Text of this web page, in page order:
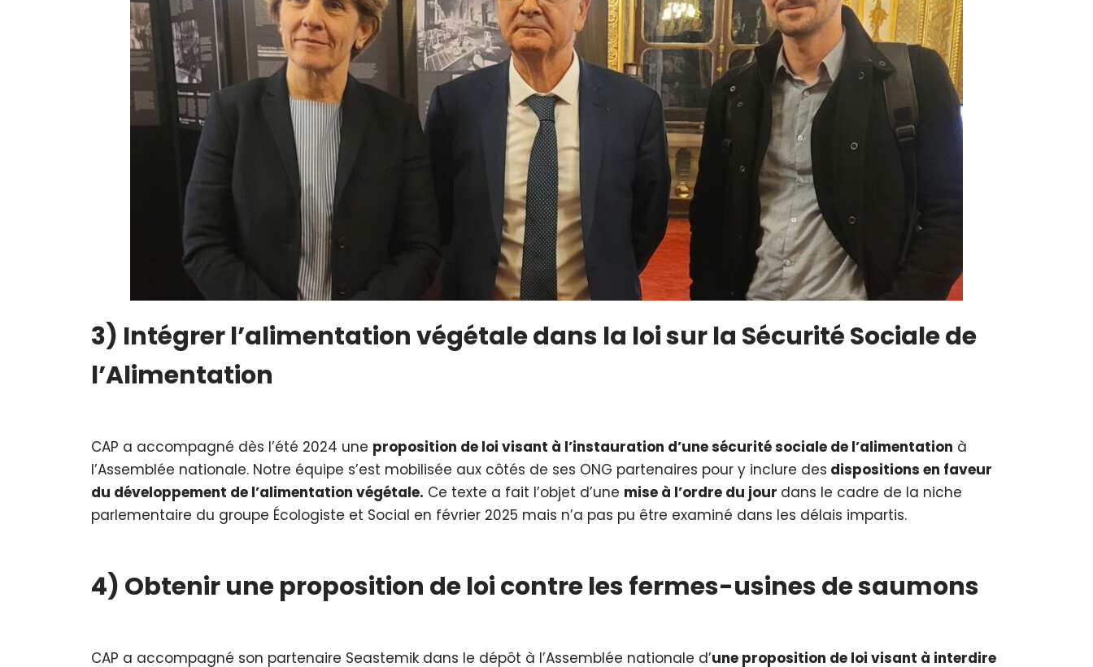
3) Intégrer l’alimentation végétale dans la loi sur la Sécurité Sociale de
l’Alimentation
CAP a accompagné dès l’été 2024 une proposition de loi visant à l’instauration d’une sécurité sociale de l’alimentation à
l’Assemblée nationale. Notre équipe s’est mobilisée aux côtés de ses ONG partenaires pour y inclure des dispositions en faveur
du développement de l’alimentation végétale. Ce texte a fait l’objet d’une mise à l’ordre du jour dans le cadre de la niche
parlementaire du groupe Écologiste et Social en février 2025 mais n’a pas pu être examiné dans les délais impartis.
4) Obtenir une proposition de loi contre les fermes-usines de saumons
CAP a accompagné son partenaire Seastemik dans le dépôt à l’Assemblée nationale d’une proposition de loi visant à interdire